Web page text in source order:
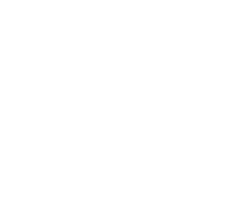
this website, you accept that cookies